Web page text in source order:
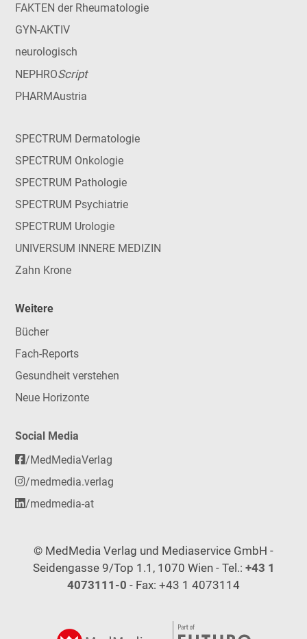
FAKTEN der Rheumatologie
GYN-AKTIV
neurologisch
NEPHROScript
PHARMAustria
SPECTRUM Dermatologie
SPECTRUM Onkologie
SPECTRUM Pathologie
SPECTRUM Psychiatrie
SPECTRUM Urologie
UNIVERSUM INNERE MEDIZIN
Zahn Krone
Weitere
Bücher
Fach-Reports
Gesundheit verstehen
Neue Horizonte
Social Media
/MedMediaVerlag
/medmedia.verlag
/medmedia-at
© MedMedia Verlag und Mediaservice GmbH -
Seidengasse 9/Top 1.1, 1070 Wien - Tel.: +43 1
4073111-0 - Fax: +43 1 4073114